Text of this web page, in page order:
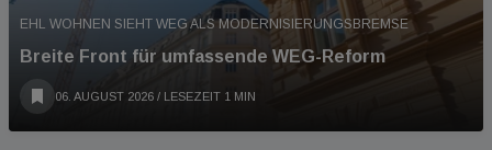
EHL WOHNEN SIEHT WEG ALS MODERNISIERUNGSBREMSE
Breite Front für umfassende WEG-Reform
06. AUGUST 2026 / LESEZEIT 1 MIN